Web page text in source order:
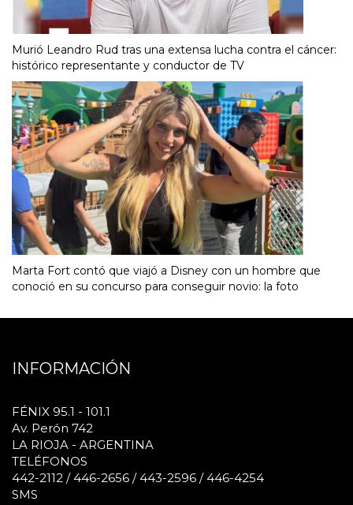
Murió Leandro Rud tras una extensa lucha contra el cáncer:
histórico representante y conductor de TV
Marta Fort contó que viajó a Disney con un hombre que
conoció en su concurso para conseguir novio: la foto
INFORMACIÓN
FÉNIX 95.1 - 101.1
Av. Perón 742
LA RIOJA - ARGENTINA
TELÉFONOS
442-2112 / 446-2656 / 443-2596 / 446-4254
SMS